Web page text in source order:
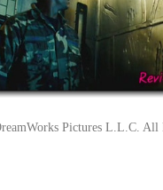
Pictures L.L.C. All